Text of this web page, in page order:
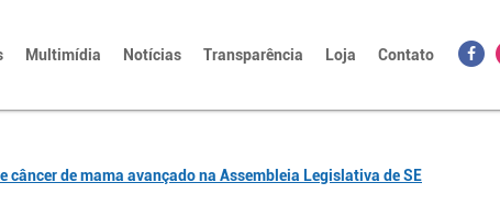
Multimídia Notícias Transparência Loja Contato
de mama avançado na Assembleia Legislativa de SE